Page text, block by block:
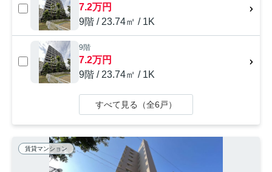
7.2万円
9階 / 23.74㎡ / 1K
9階
7.2万円
9階 / 23.74㎡ / 1K
すべて見る（全6戸）
賃貸マンション